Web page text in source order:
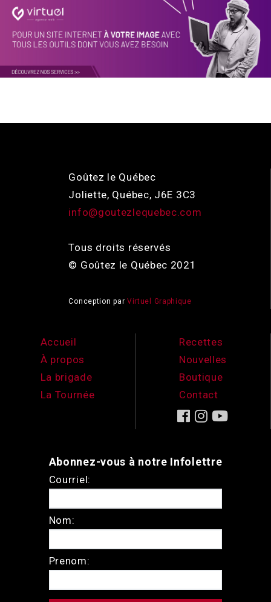
Goûtez le Québec
Joliette, Québec, J6E 3C3
info@goutezlequebec.com
Tous droits réservés
© Goûtez le Québec 2021
Conception par Virtuel Graphique
Accueil
À propos
La brigade
La Tournée
Recettes
Nouvelles
Boutique
Contact
Abonnez-vous à notre Infolettre
Courriel:
Nom:
Prenom: